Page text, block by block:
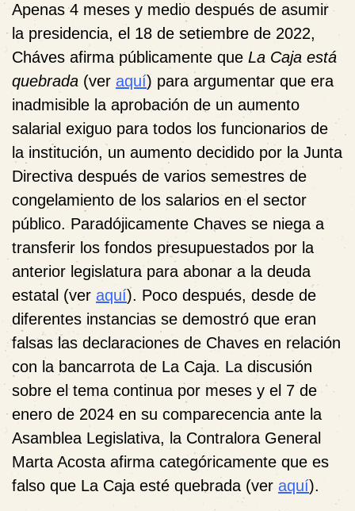
Apenas 4 meses y medio después de asumir
la presidencia, el 18 de setiembre de 2022,
Cháves afirma públicamente que La Caja está
quebrada (ver aquí) para argumentar que era
inadmisible la aprobación de un aumento
salarial exiguo para todos los funcionarios de
la institución, un aumento decidido por la Junta
Directiva después de varios semestres de
congelamiento de los salarios en el sector
público. Paradójicamente Chaves se niega a
transferir los fondos presupuestados por la
anterior legislatura para abonar a la deuda
estatal (ver aquí). Poco después, desde de
diferentes instancias se demostró que eran
falsas las declaraciones de Chaves en relación
con la bancarrota de La Caja. La discusión
sobre el tema continua por meses y el 7 de
enero de 2024 en su comparecencia ante la
Asamblea Legislativa, la Contralora General
Marta Acosta afirma categóricamente que es
falso que La Caja esté quebrada (ver aquí).